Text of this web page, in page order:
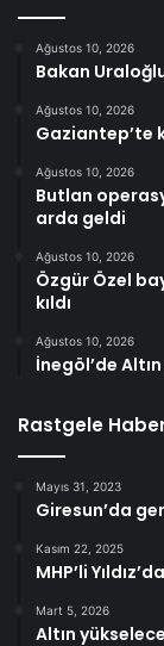
Ağustos 10, 2026
Bakan
Ağustos 10, 2026
Gaziantep’te
Ağustos 10, 2026
Butlan
arda geldi
Ağustos 10, 2026
Özgür Özel
kıldı
Ağustos 10, 2026
İnegöl’de
Rastgele
Mayıs 31, 2023
Giresun’da
Kasım 22, 2025
MHP’li
Mart 5, 2026
Altın